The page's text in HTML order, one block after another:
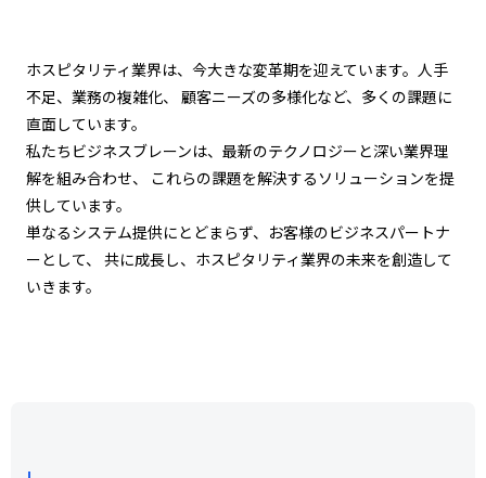
ホスピタリティ業界は、今大きな変革期を迎えています。人手
不足、業務の複雑化、 顧客ニーズの多様化など、多くの課題に
直面しています。
私たちビジネスブレーンは、最新のテクノロジーと深い業界理
解を組み合わせ、 これらの課題を解決するソリューションを提
供しています。
単なるシステム提供にとどまらず、お客様のビジネスパートナ
ーとして、 共に成長し、ホスピタリティ業界の未来を創造して
いきます。